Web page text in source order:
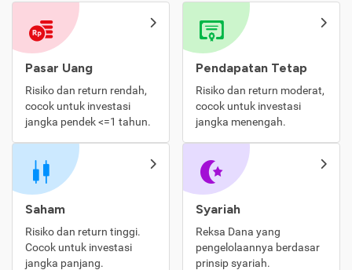
Pasar Uang
Risiko dan return rendah,
cocok untuk investasi
jangka pendek <=1 tahun.
Pendapatan Tetap
Risiko dan return moderat,
cocok untuk investasi
jangka menengah.
Saham
Risiko dan return tinggi.
Cocok untuk investasi
jangka panjang.
Syariah
Reksa Dana yang
pengelolaannya berdasar
prinsip syariah.